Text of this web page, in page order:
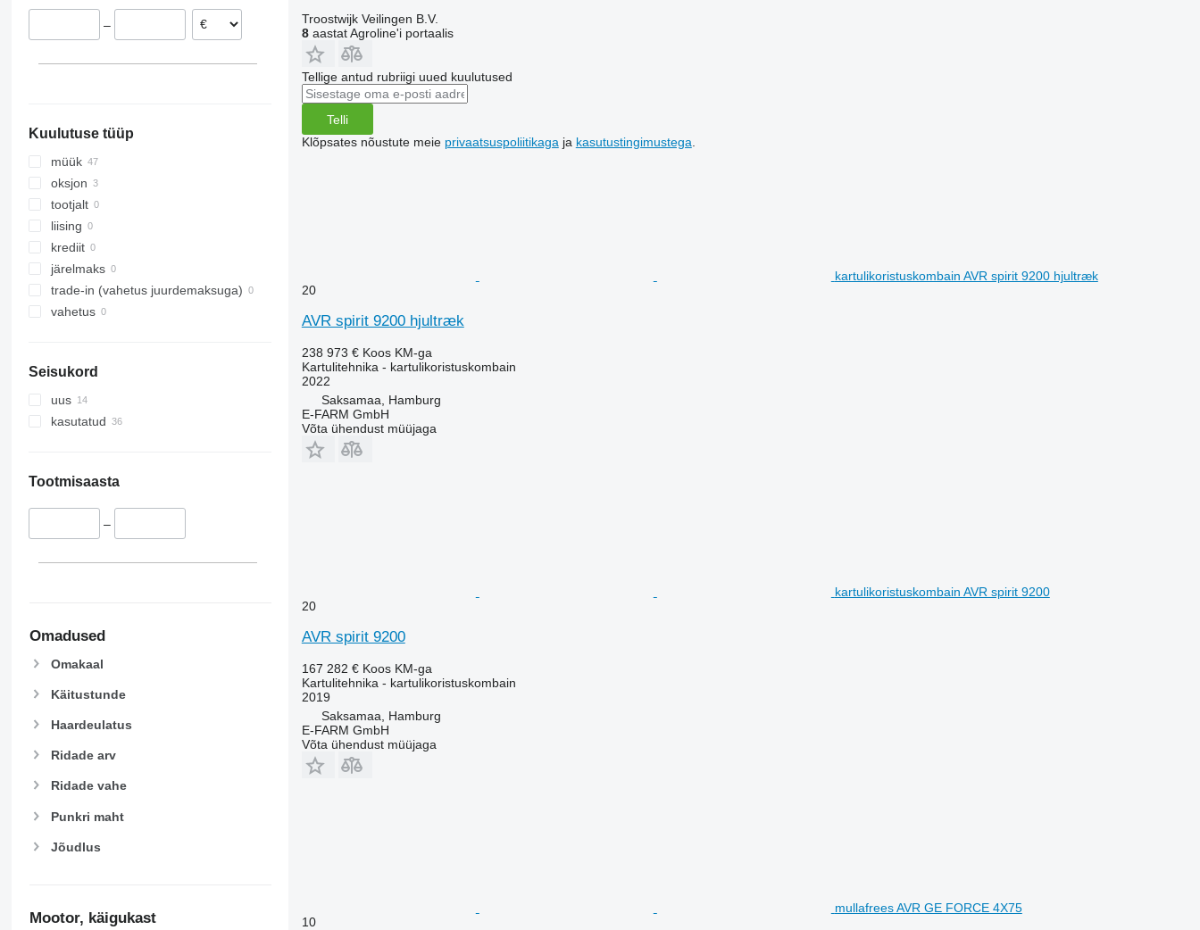
RH Taani
Rootsi
–
Kuulutuse tüüp
müük
oksjon
tootjalt
liising
krediit
järelmaks
trade-in (vahetus juurdemaksuga)
vahetus
Seisukord
uus
kasutatud
Tootmisaasta
–
Omadused
Omakaal
Käitustunde
Haardeulatus
Ridade arv
Ridade vahe
Punkri maht
Jõudlus
Mootor, käigukast
Troostwijk Veilingen B.V.
8aastat Agroline'i portaalis
Tellige antud rubriigi uued kuulutused
Telli
Klõpsates nõustute meie privaatsuspoliitikaga ja kasutustingimustega
kartulikoristuskombain AVR spirit 9200 hjultræk
20
AVR spirit 9200 hjultræk
238 973 € Koos KM-ga
Kartulitehnika - kartulikoristuskombain
2022
Saksamaa, Hamburg
E-FARM GmbH
Võta ühendust müüjaga
kartulikoristuskombain AVR spirit 9200
20
AVR spirit 9200
167 282 € Koos KM-ga
Kartulitehnika - kartulikoristuskombain
2019
Saksamaa, Hamburg
E-FARM GmbH
Võta ühendust müüjaga
mullafrees AVR GE FORCE 4X75
10